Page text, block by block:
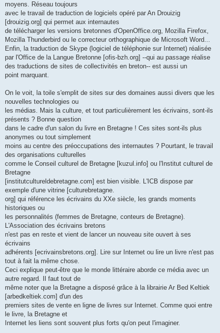
moyens. Réseau toujours
avec le travail de traduction de logiciels opéré par An Drouizig
[drouizig.org] qui permet aux internautes
de télécharger les versions bretonnes d'OpenOffice.org, Mozilla Firefox,
Mozilla Thunderbird ou le correcteur orthographique de Microsoft Word...
Enfin, la traduction de Skype (logiciel de téléphonie sur Internet) réalisée
par l'Office de la Langue Bretonne [ofis-bzh.org] --qui au passage réalise
des traductions de sites de collectivités en breton-- est aussi un
point marquant.
On le voit, la toile s'emplit de sites sur des domaines aussi divers que les
nouvelles technologies ou
les médias. Mais la culture, et tout particulièrement les écrivains, sont-ils
présents ? Bonne question
dans le cadre d'un salon du livre en Bretagne ! Ces sites sont-ils plus
anonymes ou tout simplement
moins au centre des préoccupations des internautes ? Pourtant, le travail
des organisations culturelles
comme le Conseil culturel de Bretagne [kuzul.info] ou l'Institut culturel de
Bretagne
[institutcultureldebretagne.com] est bien visible. L'ICB dispose par
exemple d'une vitrine [culturebretagne.
org] qui référence les écrivains du XXe siècle, les grands moments
historiques ou
les personnalités (femmes de Bretagne, conteurs de Bretagne).
L'Association des écrivains bretons
n'est pas en reste et vient de lancer un nouveau site ouvert à ses
écrivains
adhérents [ecrivainsbretons.org]. Lire sur Internet ou lire un livre n'est pas
tout à fait la même chose.
Ceci explique peut-être que le monde littéraire aborde ce média avec un
autre regard. Il faut tout de
même noter que la Bretagne a disposé grâce à la librairie Ar Bed Keltiek
[arbedkeltiek.com] d'un des
premiers sites de vente en ligne de livres sur Internet. Comme quoi entre
le livre, la Bretagne et
Internet les liens sont souvent plus forts qu'on peut l'imaginer.